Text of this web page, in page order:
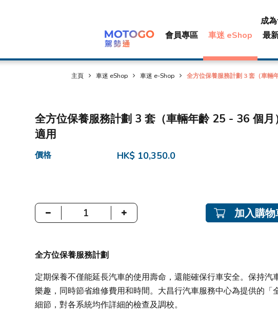
會員專區 車迷 eShop 最
成
主頁 車迷 eShop 車迷 e-Shop 全方位保養服務計劃 3 套（車輛
全方位保養服務計劃 3 套（車輛年齡 25 - 36 個
適用
價格 HK$ 10,350.0
加入購物
全方位保養服務計劃
定期保養不僅能延長汽車的使用壽命，還能確保行車安全。保持汽
樂趣，同時節省維修費用和時間。大昌行汽車服務中心為提供的「
細節，對各系統均作詳細的檢查及調校。